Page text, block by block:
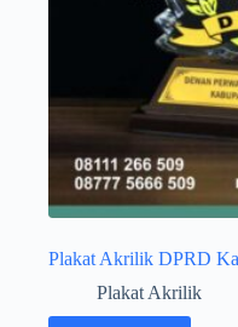
Plakat Akrilik DPRD
Plakat Akrilik